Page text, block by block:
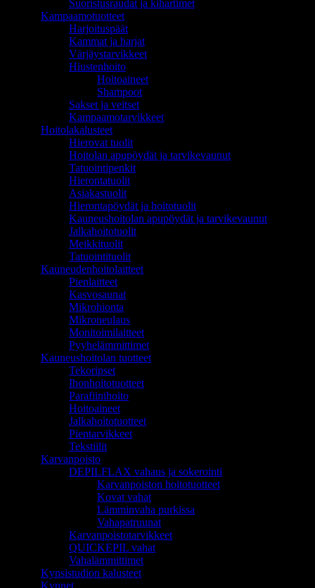
Suoristusraudat ja kihartimet
Kampaamotuotteet
Harjoituspäät
Kammat ja harjat
Värjäystarvikkeet
Hiustenhoito
Hoitoaineet
Shampoot
Sakset ja veitset
Kampaamotarvikkeet
Hoitolakalusteet
Hierovat tuolit
Hoitolan apupöydät ja tarvikevaunut
Tatuointipenkit
Hierontatuolit
Asiakastuolit
Hierontapöydät ja hoitotuolit
Kauneushoitolan apupöydät ja tarvikevaunut
Jalkahoitotuolit
Meikkituolit
Tatuointituolit
Kauneudenhoitolaitteet
Pienlaitteet
Kasvosaunat
Mikrohionta
Mikroneulaus
Monitoimilaitteet
Pyyhelämmittimet
Kauneushoitolan tuotteet
Tekoripset
Ihonhoitotuotteet
Parafiinihoito
Hoitoaineet
Jalkahoitotuotteet
Pientarvikkeet
Tekstiilit
Karvanpoisto
DEPILFLAX vahaus ja sokerointi
Karvanpoiston hoitotuotteet
Kovat vahat
Lämminvaha purkissa
Vahapatruunat
Karvanpoistotarvikkeet
QUICKEPIL vahat
Vahalämmittimet
Kynsistudion kalusteet
Kynnet